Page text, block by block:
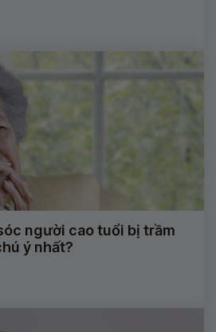
người cao tuổi bị trầm
ý nhất?